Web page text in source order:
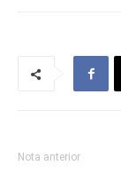
Nota anterior